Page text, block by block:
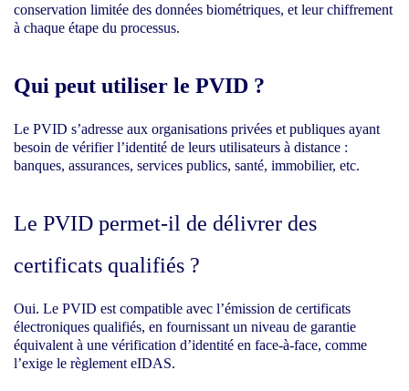
conservation limitée des données biométriques, et leur chiffrement
à chaque étape du processus.
Qui peut utiliser le PVID ?
Le PVID s’adresse aux organisations privées et publiques ayant
besoin de vérifier l’identité de leurs utilisateurs à distance :
banques, assurances, services publics, santé, immobilier, etc.
Le PVID permet-il de délivrer des
certificats qualifiés ?
Oui. Le PVID est compatible avec l’émission de certificats
électroniques qualifiés, en fournissant un niveau de garantie
équivalent à une vérification d’identité en face-à-face, comme
l’exige le règlement eIDAS.